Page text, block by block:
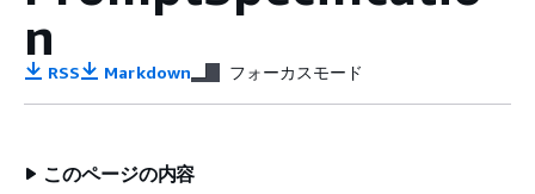
n
RSS Markdown フォーカスモード
このページの内容